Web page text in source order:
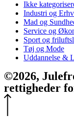
Ikke
Industri og
Mad og
Service og
Sport og
Tøj og Mode
Uddannelse &
©2026,
rettigheder